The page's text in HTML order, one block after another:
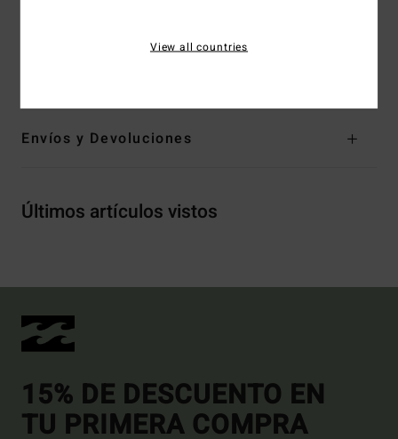
Envíos y Devoluciones
Últimos artículos vistos
15% DE DESCUENTO EN
TU PRIMERA COMPRA
View all countries